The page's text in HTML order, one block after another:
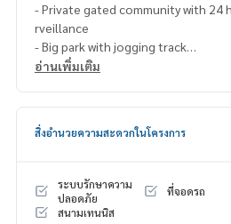
- Private gated community with 24
rveillance
- Big park with jogging track
- Playground
-Gym
- 4 Tennis courts
- Restaurants
- Fresh food and grocery stores
- Salon and manicure
อ่านเพิ่มเติม
สิ่งอำนวยความสะดวกในโครงการ
ระบบรักษาความ
ปลอดภัย
ที่จอดรถ
สนามเทนนิส